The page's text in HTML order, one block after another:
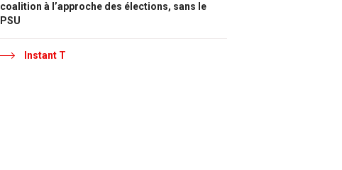
coalition à l’approche des élections, sans le
PSU
Instant T